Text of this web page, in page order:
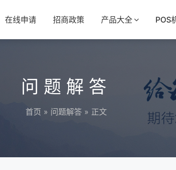
在线申请 招商政策 产品大全 POS
问题解答
首页 » 问题解答 » 正文